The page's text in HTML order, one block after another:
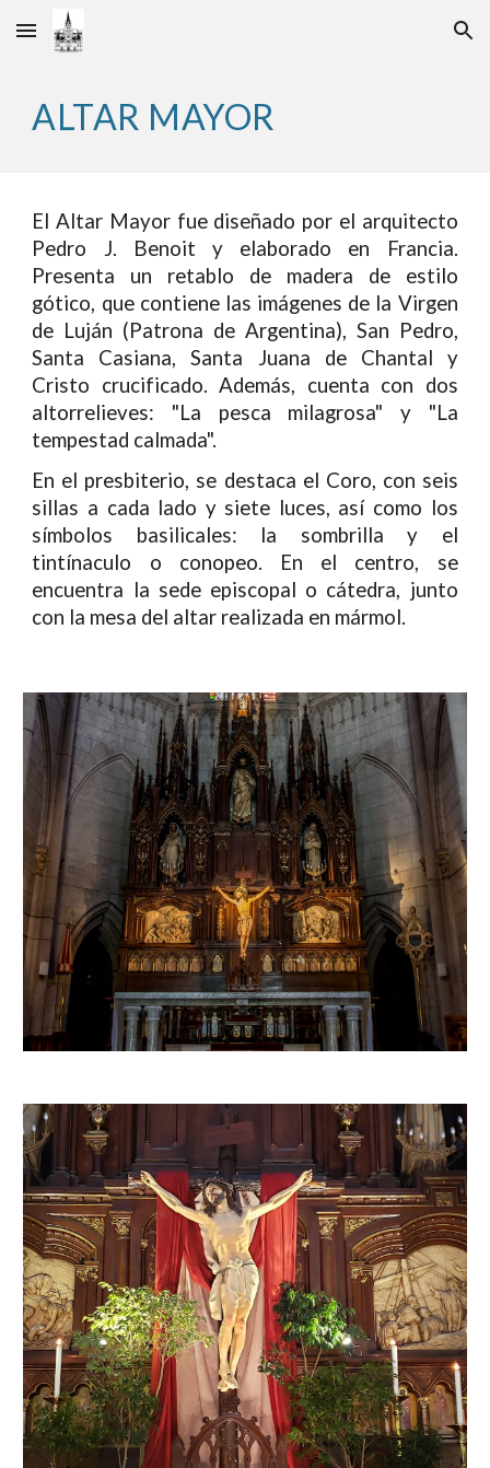
Skip to main content Skip to navigation
ALTAR MAYOR
El Altar Mayor fue diseñado por el arquitecto
Pedro J. Benoit y elaborado en Francia.
Presenta un retablo de madera de estilo
gótico, que contiene las imágenes de la Virgen
de Luján (Patrona de Argentina), San Pedro,
Santa Casiana, Santa Juana de Chantal y
Cristo crucificado. Además, cuenta con dos
altorrelieves: "La pesca milagrosa" y "La
tempestad calmada".
En el presbiterio, se destaca el Coro, con seis
sillas a cada lado y siete luces, así como los
símbolos basilicales: la sombrilla y el
tintínaculo o conopeo. En el centro, se
encuentra la sede episcopal o cátedra, junto
con la mesa del altar realizada en mármol.